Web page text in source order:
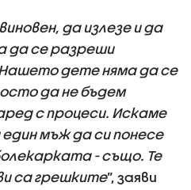
да излезе и да
да се разреши
дете няма да се
да не бъдем
с процеси. Искаме
мъж да си понесе
- също. Те
са грешките”, заяви